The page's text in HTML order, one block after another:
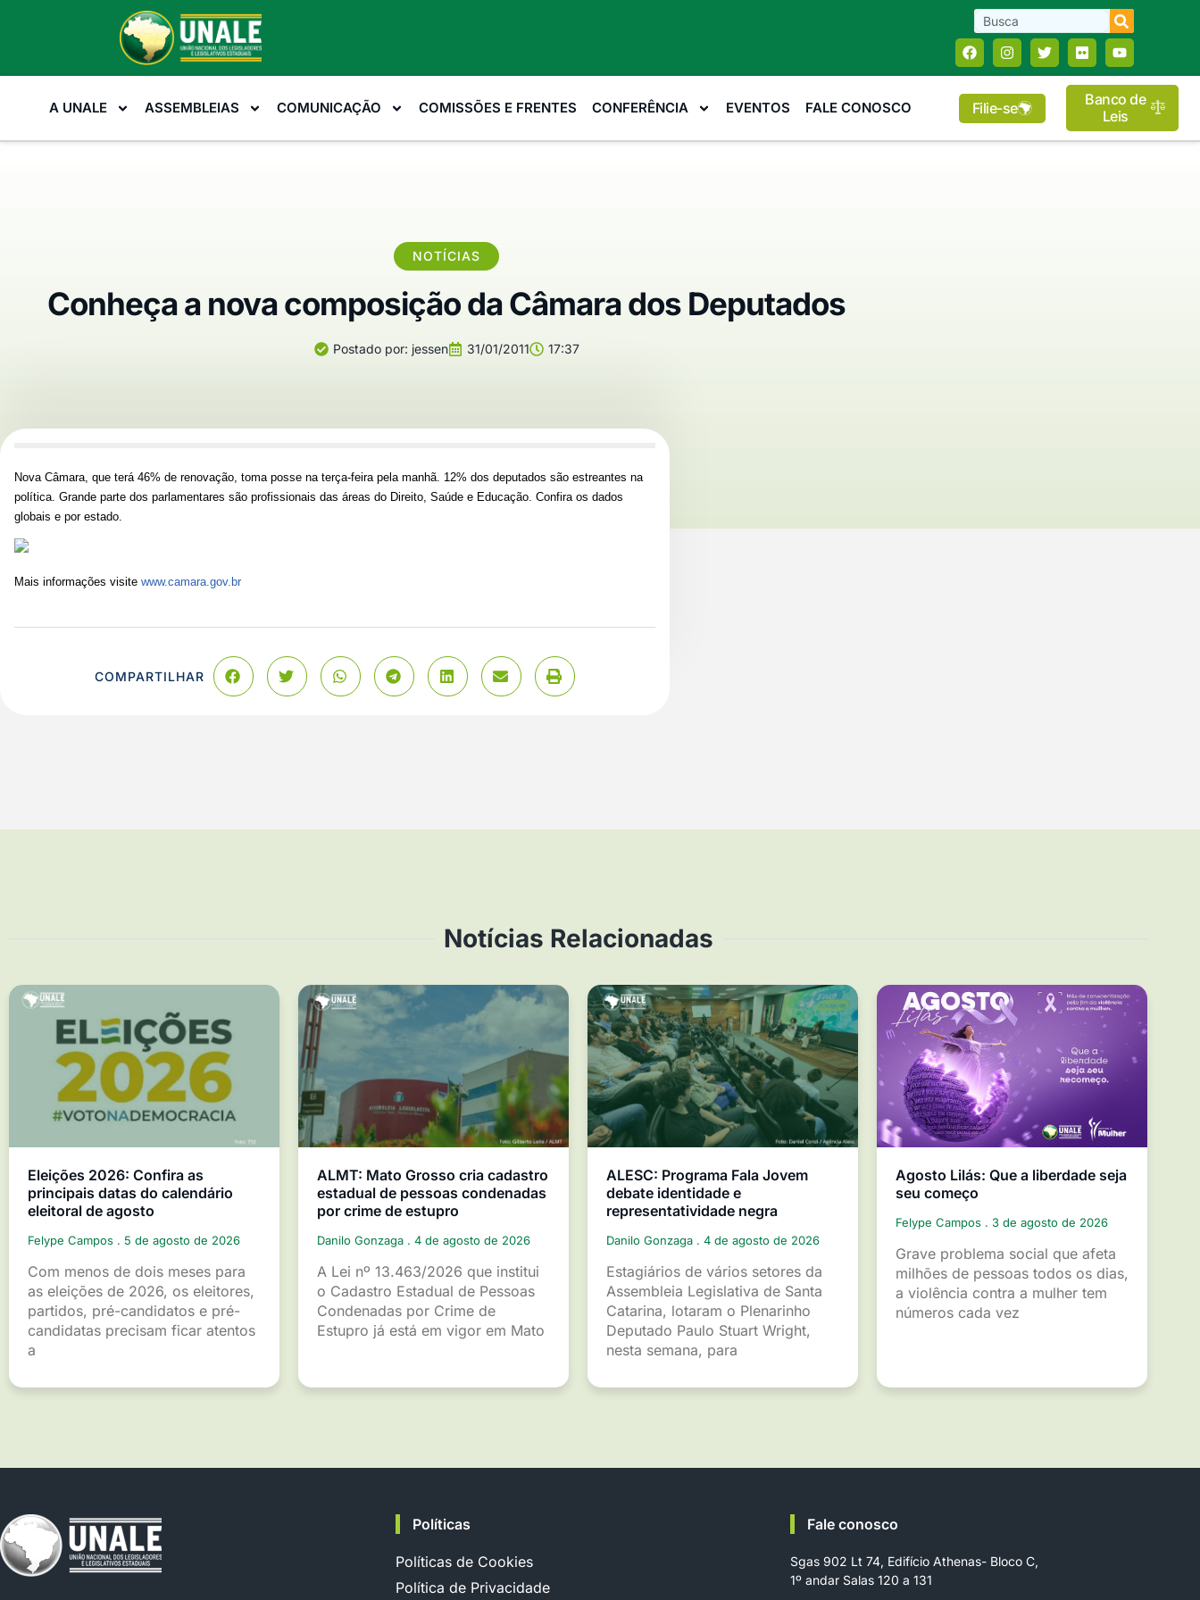
A UNALE ASSEMBLEIAS COMUNICAÇÃO COMISSÕES E FRENTES CONFERÊNCIA EVENTOS FALE CONOSCO Filie-se
Banco de
Leis
NOTÍCIAS
Conheça a nova composição da Câmara dos Deputados
Postado por: jessen 31/01/2011 17:37
Nova Câmara, que terá 46% de renovação, toma posse na terça-feira pela manhã. 12% dos deputados são estreantes na
política. Grande parte dos parlamentares são profissionais das áreas do Direito, Saúde e Educação. Confira os dados
globais e por estado.
Mais informações visite www.camara.gov.br
COMPARTILHAR
Notícias Relacionadas
Eleições 2026: Confira as
principais datas do calendário
eleitoral de agosto
Felype Campos 5 de agosto de 2026
Com menos de dois meses para
as eleições de 2026, os eleitores,
partidos, pré-candidatos e pré-
candidatas precisam ficar atentos
a
ALMT: Mato Grosso cria cadastro
estadual de pessoas condenadas
por crime de estupro
Danilo Gonzaga 4 de agosto de 2026
A Lei nº 13.463/2026 que institui
o Cadastro Estadual de Pessoas
Condenadas por Crime de
Estupro já está em vigor em Mato
ALESC: Programa Fala Jovem
debate identidade e
representatividade negra
Danilo Gonzaga 4 de agosto de 2026
Estagiários de vários setores da
Assembleia Legislativa de Santa
Catarina, lotaram o Plenarinho
Deputado Paulo Stuart Wright,
nesta semana, para
Agosto Lilás: Que a liberdade seja
seu começo
Felype Campos 3 de agosto de 2026
Grave problema social que afeta
milhões de pessoas todos os dias,
a violência contra a mulher tem
números cada vez
Políticas
Políticas de Cookies
Política de Privacidade
Fale conosco
Sgas 902 Lt 74, Edifício Athenas- Bloco C,
1º andar Salas 120 a 131